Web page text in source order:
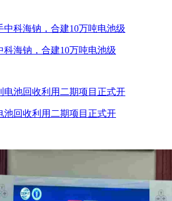
科海钠，合建10万吨电池级
池回收利用二期项目正式开